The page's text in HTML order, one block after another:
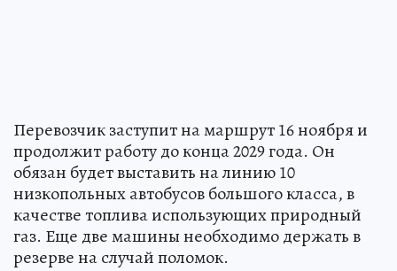
Перевозчик заступит на маршрут 16 ноября и
продолжит работу до конца 2029 года. Он
обязан будет выставить на линию 10
низкопольных автобусов большого класса, в
качестве топлива использующих природный
газ. Еще две машины необходимо держать в
резерве на случай поломок.